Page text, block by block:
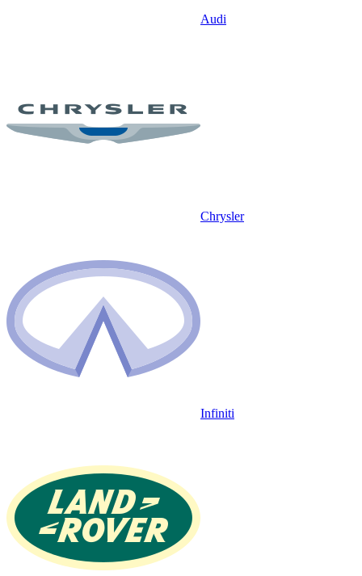
Audi
Chrysler
Infiniti